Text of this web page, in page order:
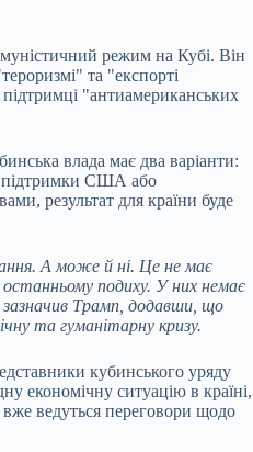
режим на Кубі. Він
та "експорті
"антиамериканських
влада має два варіанти:
підтримки США або
результат для країни буде
А може й ні. Це не має
подиху. У них немає
Трамп, додавши, що
та гуманітарну кризу.
кубинського уряду
економічну ситуацію в країні,
ведуться переговори щодо